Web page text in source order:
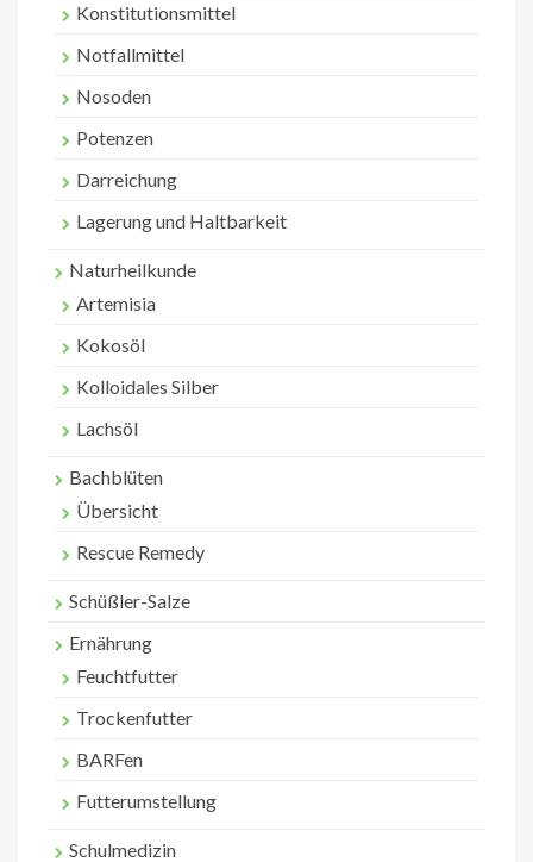
Konstitutionsmittel
Notfallmittel
Nosoden
Potenzen
Darreichung
Lagerung und Haltbarkeit
Naturheilkunde
Artemisia
Kokosöl
Kolloidales Silber
Lachsöl
Bachblüten
Übersicht
Rescue Remedy
Schüßler-Salze
Ernährung
Feuchtfutter
Trockenfutter
BARFen
Futterumstellung
Schulmedizin